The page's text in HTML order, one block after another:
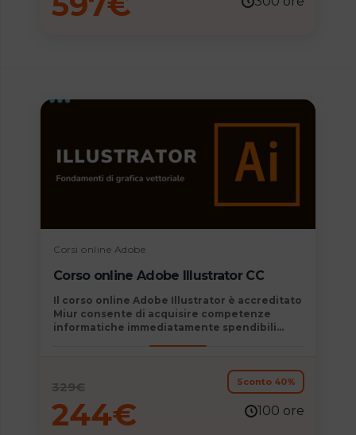
Corsi online Adobe
Corso online Adobe Illustrator CC
Il corso online Adobe Illustrator è accreditato
Miur consente di acquisire competenze
informatiche immediatamente spendibili
immagini e nella grafica vettoriale.
329€
244€
Sconto 40%
100 ore